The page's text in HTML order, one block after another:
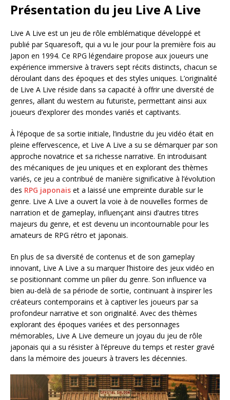
Présentation du jeu Live A Live
Live A Live est un jeu de rôle emblématique développé et
publié par Squaresoft, qui a vu le jour pour la première fois au
Japon en 1994. Ce RPG légendaire propose aux joueurs une
expérience immersive à travers sept récits distincts, chacun se
déroulant dans des époques et des styles uniques. L’originalité
de Live A Live réside dans sa capacité à offrir une diversité de
genres, allant du western au futuriste, permettant ainsi aux
joueurs d’explorer des mondes variés et captivants.
À l’époque de sa sortie initiale, l’industrie du jeu vidéo était en
pleine effervescence, et Live A Live a su se démarquer par son
approche novatrice et sa richesse narrative. En introduisant
des mécaniques de jeu uniques et en explorant des thèmes
variés, ce jeu a contribué de manière significative à l’évolution
des RPG japonais et a laissé une empreinte durable sur le
genre. Live A Live a ouvert la voie à de nouvelles formes de
narration et de gameplay, influençant ainsi d’autres titres
majeurs du genre, et est devenu un incontournable pour les
amateurs de RPG rétro et japonais.
En plus de sa diversité de contenus et de son gameplay
innovant, Live A Live a su marquer l’histoire des jeux vidéo en
se positionnant comme un pilier du genre. Son influence va
bien au-delà de sa période de sortie, continuant à inspirer les
créateurs contemporains et à captiver les joueurs par sa
profondeur narrative et son originalité. Avec des thèmes
explorant des époques variées et des personnages
mémorables, Live A Live demeure un joyau du jeu de rôle
japonais qui a su résister à l’épreuve du temps et rester gravé
dans la mémoire des joueurs à travers les décennies.